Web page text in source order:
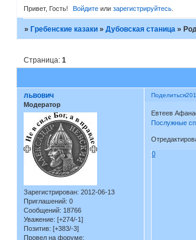
Привет, Гость! Войдите илизарегистрируйтесь
» Гребенские казаки » Дубовская станица »
Страница: 1
Поделиться
львович
Модератор
Зарегистрирован: 2012-06-13
Приглашений: 0
Сообщений: 18766
Уважение: [+274/-1]
Позитив: [+383/-3]
Провел на форуме:
Евтеев
Послужные
0